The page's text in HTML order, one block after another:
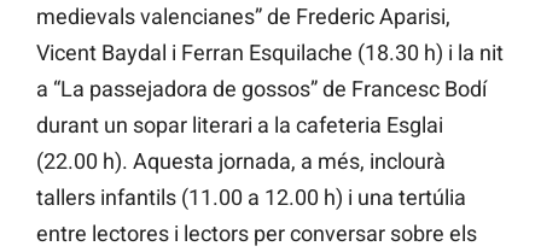
medievals valencianes” de Frederic Aparisi,
Vicent Baydal i Ferran Esquilache (18.30 h) i la nit
a “La passejadora de gossos” de Francesc Bodí
durant un sopar literari a la cafeteria Esglai
(22.00 h). Aquesta jornada, a més, inclourà
tallers infantils (11.00 a 12.00 h) i una tertúlia
entre lectores i lectors per conversar sobre els